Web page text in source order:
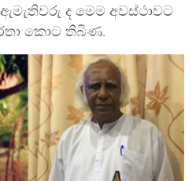
ද මෙම අවස්ථාවට
කොට තිබිණ.